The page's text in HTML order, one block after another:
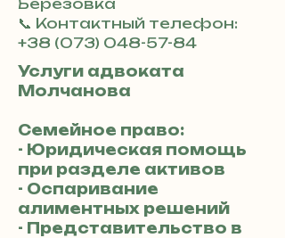
Березовка
📞 Контактный телефон:
+38 (073) 048-57-84
Услуги адвоката
Молчанова
Семейное право:
- Юридическая помощь
при разделе активов
- Оспаривание
алиментных решений
- Представительство в